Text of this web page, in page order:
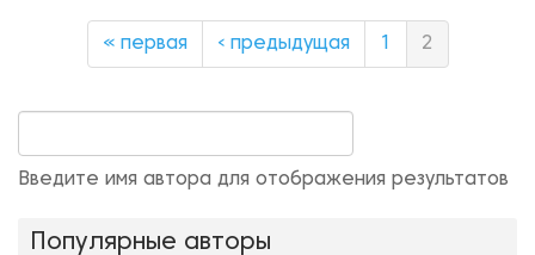
« первая ‹ предыдущая 2
Введите имя автора для отображения результатов
Популярные авторы